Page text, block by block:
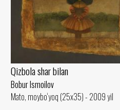
Qizbola shar bilan
Bobur Ismoilov
Mato, moybo‘yoq (25x35) - 2009 yil